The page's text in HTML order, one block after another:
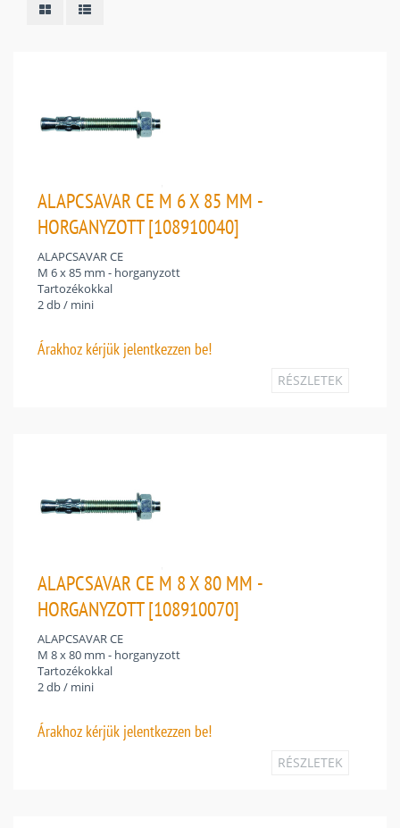
ALAPCSAVAR CE M 6 X 85 MM -
HORGANYZOTT [108910040]
ALAPCSAVAR CE
M 6 x 85 mm - horganyzott
Tartozékokkal
2 db / mini
Árakhoz kérjük jelentkezzen be!
RÉSZLETEK
ALAPCSAVAR CE M 8 X 80 MM -
HORGANYZOTT [108910070]
ALAPCSAVAR CE
M 8 x 80 mm - horganyzott
Tartozékokkal
2 db / mini
Árakhoz kérjük jelentkezzen be!
RÉSZLETEK